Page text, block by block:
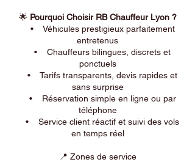
🌟 Pourquoi Choisir RB Chauffeur Lyon ?
• Véhicules prestigieux parfaitement
entretenus
• Chauffeurs bilingues, discrets et
ponctuels
• Tarifs transparents, devis rapides et
sans surprise
• Réservation simple en ligne ou par
téléphone
• Service client réactif et suivi des vols
en temps réel
📍 Zones de service